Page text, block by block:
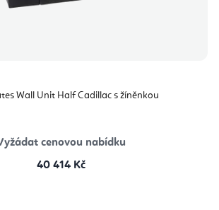
Wall Unit Half Cadillac s žíněnkou
cenovou nabídku
40 414 Kč